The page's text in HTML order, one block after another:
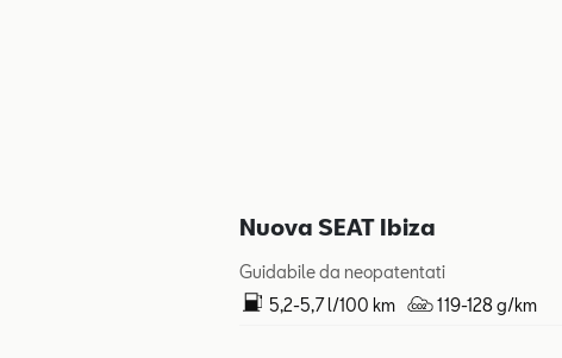
Nuova SEAT Ibiza
Guidabile da neopatentati
5,2-5,7 l/100 km
119-128 g/km